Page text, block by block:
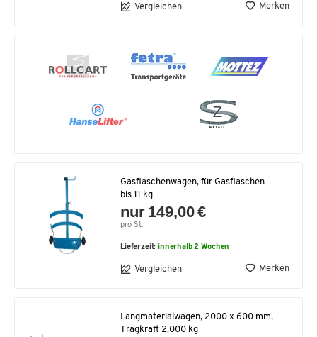
Vergleichen Merken
Gasflaschenwagen, für Gasflaschen
bis 11 kg
nur 149,00 €
pro St.
Lieferzeit:innerhalb 2 Wochen
Vergleichen Merken
Langmaterialwagen, 2000 x 600 mm,
Tragkraft 2.000 kg